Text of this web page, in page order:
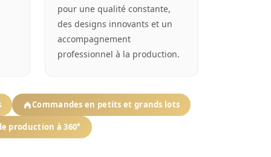
pour une qualité constante,
des designs innovants et un
accompagnement
professionnel à la production.
Commandes en petits et grands lots
production à 360°